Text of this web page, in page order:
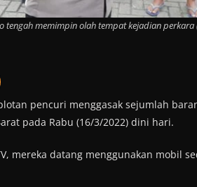
tengah memimpin olah tempat kejadian
pencuri menggasak sejumlah
pada Rabu (16/3/2022) dini hari.
mereka datang menggunakan mobil